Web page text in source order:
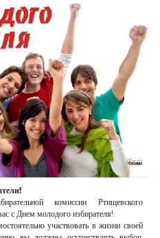
комиссии Ртищевского
с Днем молодого избирателя!
участвовать в жизни своей